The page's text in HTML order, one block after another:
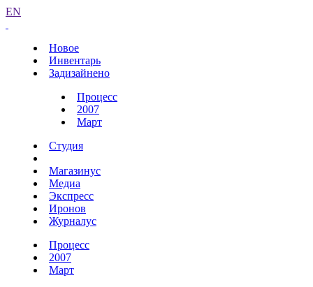
EN
Новое
Инвентарь
Задизайнено
Процесс
2007
Март
Студия
Магазинус
Медиа
Экспресс
Иронов
Журналус
Процесс
2007
Март